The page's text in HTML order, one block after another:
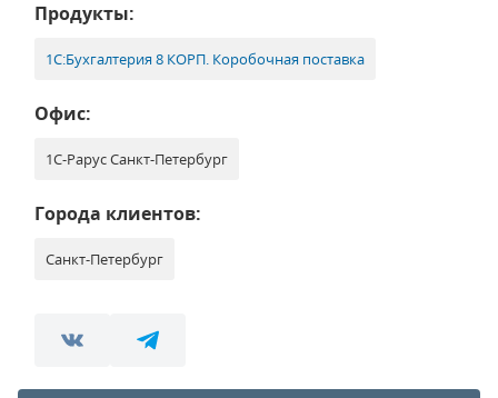
Продукты:
1С:Бухгалтерия 8 КОРП. Коробочная поставка
Офис:
1С-Рарус Санкт-Петербург
Города клиентов:
Санкт-Петербург